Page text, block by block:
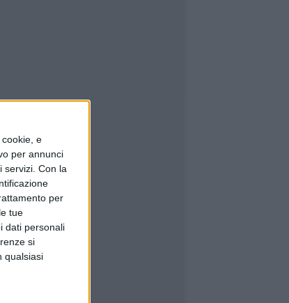
e
per annunci
Con la
per
tue
dati personali
si
qualsiasi